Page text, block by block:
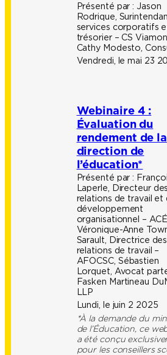
Présenté par : Jason
Rodrique,
services corporatifs
trésorier – CS
Cathy Modesto,
Vendredi, le mai 23
Webinaire 4 :
Évaluation du
rendement de la
direction de
l’éducation*
Présenté par :
Laperle, Directeur des
relations de travail et
développement
organisationnel –
Véronique-Anne
Sarault, Directrice des
relations de travail –
AFOCSC, Sébastien
Lorquet, Avocat
Fasken Martineau
LLP
Lundi, le juin 2 2025
*À la demande du
de l’Éducation, ce
a été conçu
pour les conseillers